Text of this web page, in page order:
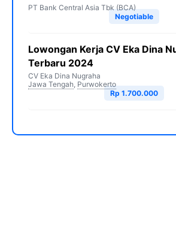
PT Bank Central Asia Tbk (BCA)
Negotiable
Lowongan Kerja CV Eka Dina
Terbaru 2024
CV Eka Dina Nugraha
Jawa Tengah, Purwokerto
Rp 1.700.000